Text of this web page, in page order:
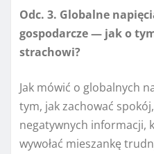
Odc. 3. Globalne
gospodarcze — jak o
strachowi?
Jak mówić o globalnych
tym, jak zachować
negatywnych informacji,
wywołać mieszankę